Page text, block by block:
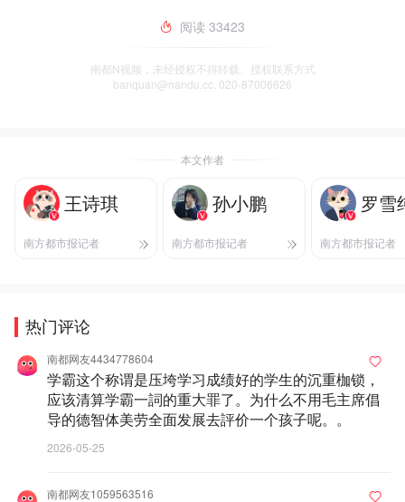
阅读 33423
南都N视频，未经授权不得转载、授权联系方式
banquan@nandu.cc. 020-87006626
本文作者
王诗琪
南方都市报记者
孙小鹏
南方都市报记者
罗雪
南方都市报记者
热门评论
南都网友4434778604
学霸这个称谓是压垮学习成绩好的学生的沉重枷锁，
应该清算学霸一詞的重大罪了。为什么不用毛主席倡
导的德智体美劳全面发展去評价一个孩子呢。。
2026-05-25
南都网友1059563516